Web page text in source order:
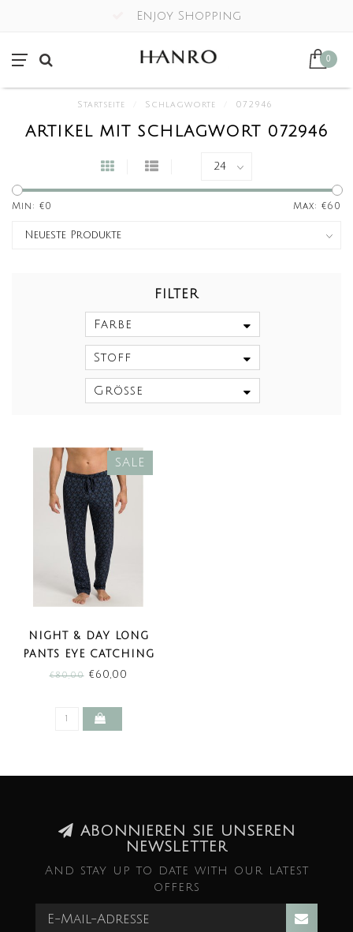
Enjoy Shopping
0
Startseite Schlagworte 072946
ARTIKEL MIT SCHLAGWORT 072946
Min: €0 Max: €60
FILTER
Farbe
Stoff
Größe
SALE
NIGHT & DAY LONG
PANTS EYE CATCHING
PRINT (SALE)
€80,00€60,00
ABONNIEREN SIE UNSEREN
NEWSLETTER
And stay up to date with our latest
offers